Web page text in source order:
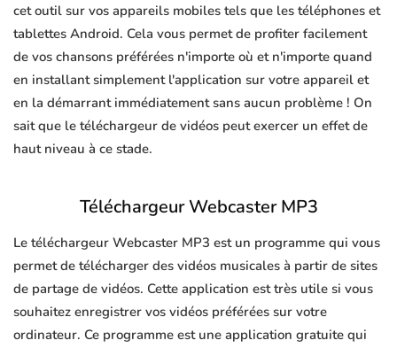
cet outil sur vos appareils mobiles tels que les téléphones et
tablettes Android. Cela vous permet de profiter facilement
de vos chansons préférées n'importe où et n'importe quand
en installant simplement l'application sur votre appareil et
en la démarrant immédiatement sans aucun problème ! On
sait que le téléchargeur de vidéos peut exercer un effet de
haut niveau à ce stade.
Téléchargeur Webcaster MP3
Le téléchargeur Webcaster MP3 est un programme qui vous
permet de télécharger des vidéos musicales à partir de sites
de partage de vidéos. Cette application est très utile si vous
souhaitez enregistrer vos vidéos préférées sur votre
ordinateur. Ce programme est une application gratuite qui